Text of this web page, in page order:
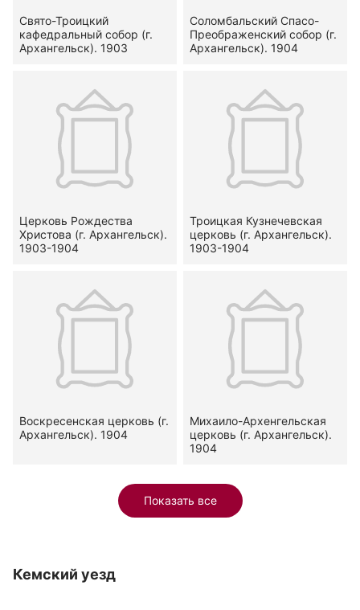
Свято-Троицкий
кафедральный собор (г.
Архангельск). 1903
Соломбальский Спасо-
Преображенский собор (г.
Архангельск). 1904
Церковь Рождества
Христова (г. Архангельск).
1903-1904
Троицкая Кузнечевская
церковь (г. Архангельск).
1903-1904
Воскресенская церковь (г.
Архангельск). 1904
Михаило-Архенгельская
церковь (г. Архангельск).
1904
Показать все
Кемский уезд